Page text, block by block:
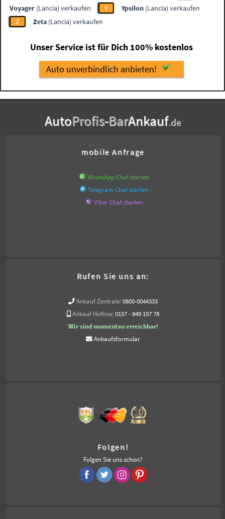
Voyager (Lancia) verkaufen Y Ypsilon (Lancia) verkaufen
Z
Zeta (Lancia) verkaufen
Unser Service ist für Dich 100% kostenlos
Auto unverbindlich anbieten!
AutoProfis-BarAnkauf.de
mobile Anfrage
WhatsApp Chat starten
Telegram Chat starten
Viber Chat starten
Rufen Sie uns an:
Ankauf Zentrale: 0800-0044333
Ankauf Hotline: 0157 - 849 157 78
Wir sind momentan erreichbar!
Ankaufsformular
Folgen!
Folgen Sie uns schon?